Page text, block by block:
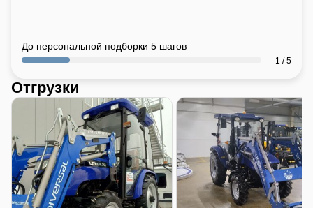
До персональной подборки 5 шагов
1 / 5
Отгрузки